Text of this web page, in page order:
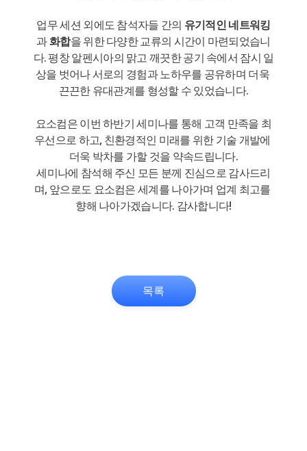
업무 세션 외에도 참석자들 간의 유기적인 네트워킹
과 화합을 위한 다양한 교류의 시간이 마련되었습니
다. 평창 알펜시아의 맑고 깨끗한 공기 속에서 잠시 일
상을 벗어나 서로의 경험과 노하우를 공유하며 더욱
끈끈한 유대관계를 형성할 수 있었습니다.
요소컴은 이번 하반기 세미나를 통해 고객 만족을 최
우선으로 하고, 친환경적인 미래를 위한 기술 개발에
더욱 박차를 가할 것을 약속드립니다.
세미나에 참석해 주신 모든 분께 진심으로 감사드리
며, 앞으로도 요소컴은 세계를 나아가며 업계 최고를
향해 나아가겠습니다. 감사합니다!
목록